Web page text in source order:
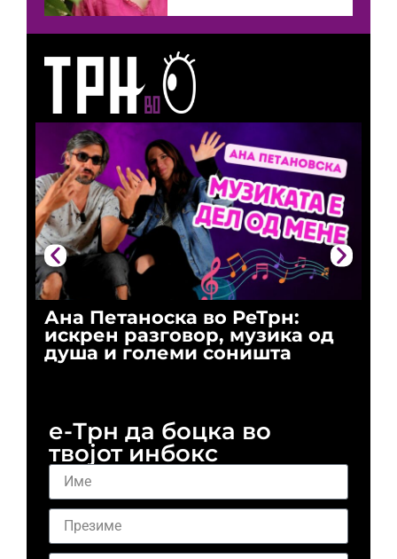
Ана Петаноска во РеТрн:
искрен разговор, музика од
душа и големи соништа
е-Трн да боцка во
твојот инбокс